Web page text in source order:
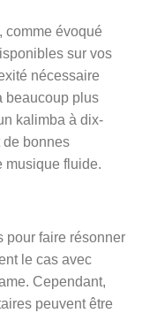
comme évoqué
sur vos
nécessaire
beaucoup plus
kalimba à dix-
de bonnes
musique fluide.
pour faire résonner
le cas avec
Cependant,
peuvent être